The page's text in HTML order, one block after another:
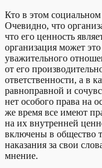
Кто в этом
Очевидно, что
что его ценность
организация может
уважительного
от его
ответственности, а в
равноправной и
нет особого права на
же время все имеют
на их внутренней
включены в общество
наказания за свои
мнение.